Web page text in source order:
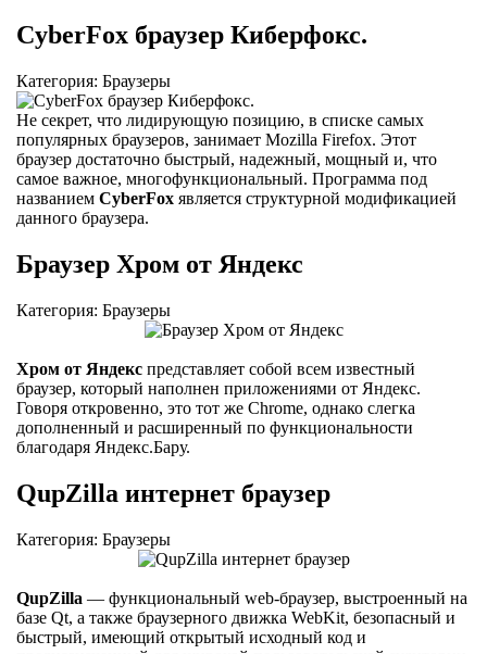
CyberFox браузер Киберфокс.
Категория: Браузеры
Не секрет, что лидирующую позицию, в списке самых
популярных браузеров, занимает Mozilla Firefox. Этот
браузер достаточно быстрый, надежный, мощный и, что
самое важное, многофункциональный. Программа под
названием CyberFox является структурной модификацией
данного браузера.
Браузер Хром от Яндекс
Категория: Браузеры
Хром от Яндекс представляет собой всем известный
браузер, который наполнен приложениями от Яндекс.
Говоря откровенно, это тот же Chrome, однако слегка
дополненный и расширенный по функциональности
благодаря Яндекс.Бару.
QupZilla интернет браузер
Категория: Браузеры
QupZilla — функциональный web-браузер, выстроенный на
базе Qt, а также браузерного движка WebKit, безопасный и
быстрый, имеющий открытый исходный код и